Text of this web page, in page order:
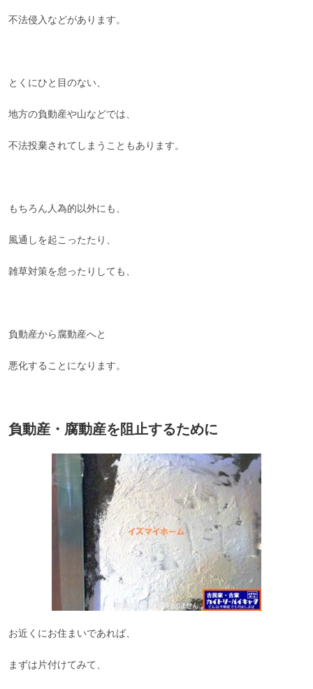
不法侵入などがあります。
とくにひと目のない、
地方の負動産や山などでは、
不法投棄されてしまうこともあります。
もちろん人為的以外にも、
風通しを起こったたり、
雑草対策を怠ったりしても、
負動産から腐動産へと
悪化することになります。
負動産・腐動産を阻止するために
お近くにお住まいであれば、
まずは片付けてみて、